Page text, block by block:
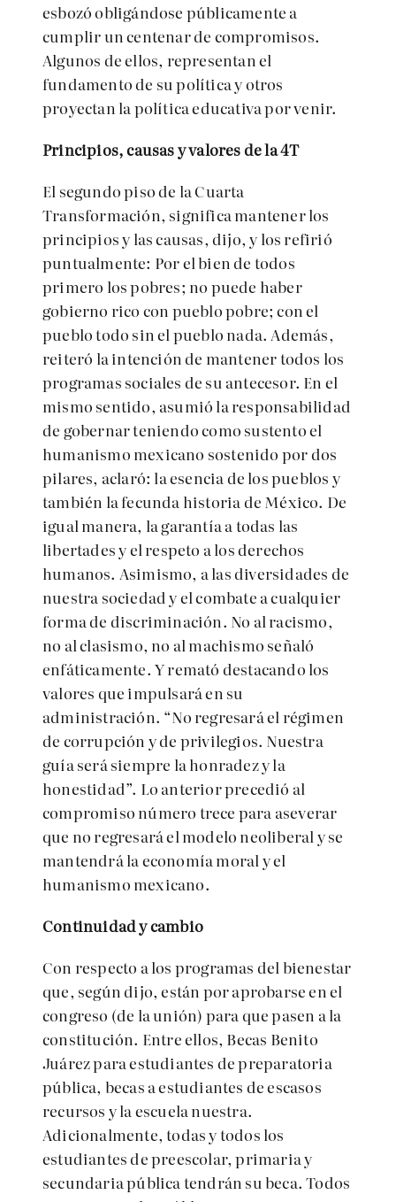
esbozó obligándose públicamente a
cumplir un centenar de compromisos.
Algunos de ellos, representan el
fundamento de su política y otros
proyectan la política educativa por venir.
Principios, causas y valores de la 4T
El segundo piso de la Cuarta
Transformación, significa mantener los
principios y las causas, dijo, y los refirió
puntualmente: Por el bien de todos
primero los pobres; no puede haber
gobierno rico con pueblo pobre; con el
pueblo todo sin el pueblo nada. Además,
reiteró la intención de mantener todos los
programas sociales de su antecesor. En el
mismo sentido, asumió la responsabilidad
de gobernar teniendo como sustento el
humanismo mexicano sostenido por dos
pilares, aclaró: la esencia de los pueblos y
también la fecunda historia de México. De
igual manera, la garantía a todas las
libertades y el respeto a los derechos
humanos. Asimismo, a las diversidades de
nuestra sociedad y el combate a cualquier
forma de discriminación. No al racismo,
no al clasismo, no al machismo señaló
enfáticamente. Y remató destacando los
valores que impulsará en su
administración. “No regresará el régimen
de corrupción y de privilegios. Nuestra
guía será siempre la honradez y la
honestidad”. Lo anterior precedió al
compromiso número trece para aseverar
que no regresará el modelo neoliberal y se
mantendrá la economía moral y el
humanismo mexicano.
Continuidad y cambio
Con respecto a los programas del bienestar
que, según dijo, están por aprobarse en el
congreso (de la unión) para que pasen a la
constitución. Entre ellos, Becas Benito
Juárez para estudiantes de preparatoria
pública, becas a estudiantes de escasos
recursos y la escuela nuestra.
Adicionalmente, todas y todos los
estudiantes de preescolar, primaria y
secundaria pública tendrán su beca. Todos